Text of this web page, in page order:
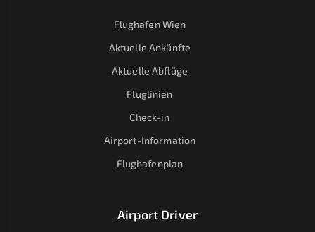
Flughafen Wien
Aktuelle Ankünfte
Aktuelle Abflüge
Fluglinien
Check-in
Airport-Information
Flughafenplan
Airport Driver